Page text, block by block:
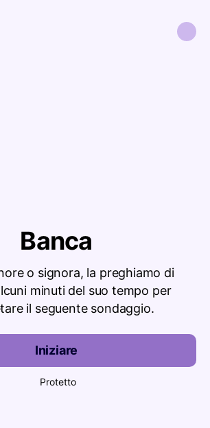
Banca
o signora, la preghiamo di
minuti del suo tempo per
il seguente sondaggio.
Iniziare
Protetto